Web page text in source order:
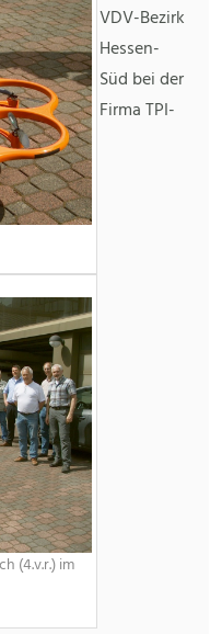
(4.v.r.) im
VDV-Bezirk
Hessen-
Süd bei der
Firma TPI-